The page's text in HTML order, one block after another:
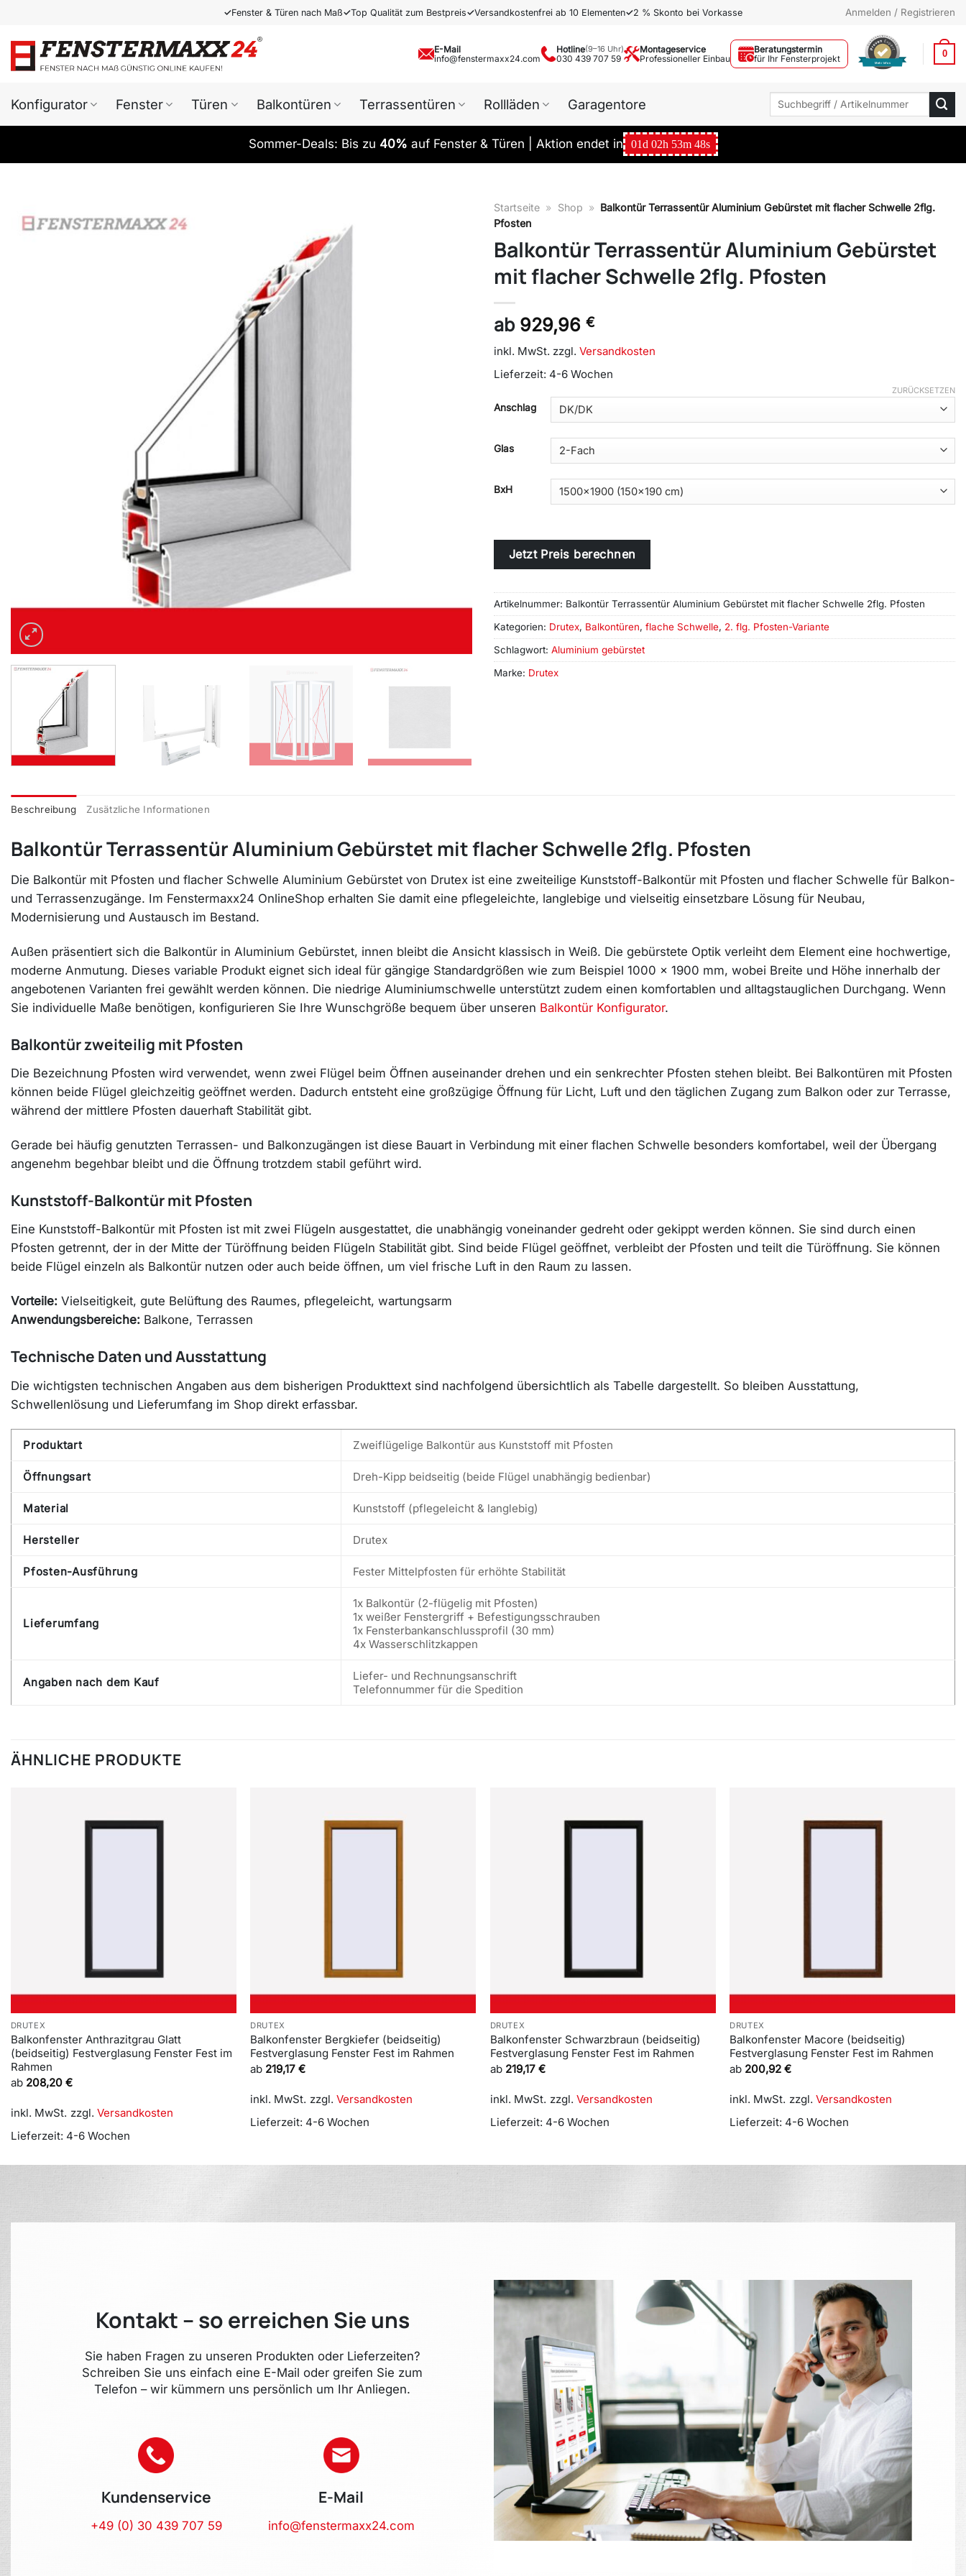
springen
✓Fenster & Türen nach Maß✓Top Qualität zum Bestpreis✓Versandkostenfrei ab 10 Elementen✓2 % Skonto bei Vorkasse Anmelden / Registrieren
E-Mail
info@fenstermaxx24.com
Hotline(9–16 Uhr)
030 439 707 59
Montageservice
Professioneller Einbau
Beratungstermin
für Ihr Fensterprojekt
Mehr Infos
0
Konfigurator Fenster Türen Balkontüren Terrassentüren Rollläden Garagentore
Suchen
Sommer-Deals: Bis zu 40% auf Fenster & Türen | Aktion endet in 01d 02h 53m 47s
Startseite » Shop » Balkontür Terrassentür Aluminium Gebürstet mit flacher Schwelle 2flg.
Pfosten
Balkontür Terrassentür Aluminium Gebürstet
mit flacher Schwelle 2flg. Pfosten
ab 929,96 €
inkl. MwSt. zzgl. Versandkosten
Lieferzeit: 4-6 Wochen
Anschlag
Glas
BxH
ZURÜCKSETZEN
Alternative:
Jetzt Preis berechnen
Artikelnummer: Balkontür Terrassentür Aluminium Gebürstet mit flacher Schwelle 2flg. Pfosten
Kategorien: Drutex, Balkontüren, flache Schwelle, 2. flg. Pfosten-Variante
Schlagwort: Aluminium gebürstet
Marke: Drutex
Beschreibung Zusätzliche Informationen
Balkontür Terrassentür Aluminium Gebürstet mit flacher Schwelle 2flg. Pfosten
Die Balkontür mit Pfosten und flacher Schwelle Aluminium Gebürstet von Drutex ist eine zweiteilige Kunststoff-Balkontür mit Pfosten und flacher Schwelle für Balkon-
und Terrassenzugänge. Im Fenstermaxx24 OnlineShop erhalten Sie damit eine pflegeleichte, langlebige und vielseitig einsetzbare Lösung für Neubau,
Modernisierung und Austausch im Bestand.
Außen präsentiert sich die Balkontür in Aluminium Gebürstet, innen bleibt die Ansicht klassisch in Weiß. Die gebürstete Optik verleiht dem Element eine hochwertige,
moderne Anmutung. Dieses variable Produkt eignet sich ideal für gängige Standardgrößen wie zum Beispiel 1000 x 1900 mm, wobei Breite und Höhe innerhalb der
angebotenen Varianten frei gewählt werden können. Die niedrige Aluminiumschwelle unterstützt zudem einen komfortablen und alltagstauglichen Durchgang. Wenn
Sie individuelle Maße benötigen, konfigurieren Sie Ihre Wunschgröße bequem über unseren Balkontür Konfigurator.
Balkontür zweiteilig mit Pfosten
Die Bezeichnung Pfosten wird verwendet, wenn zwei Flügel beim Öffnen auseinander drehen und ein senkrechter Pfosten stehen bleibt. Bei Balkontüren mit Pfosten
können beide Flügel gleichzeitig geöffnet werden. Dadurch entsteht eine großzügige Öffnung für Licht, Luft und den täglichen Zugang zum Balkon oder zur Terrasse,
während der mittlere Pfosten dauerhaft Stabilität gibt.
Gerade bei häufig genutzten Terrassen- und Balkonzugängen ist diese Bauart in Verbindung mit einer flachen Schwelle besonders komfortabel, weil der Übergang
angenehm begehbar bleibt und die Öffnung trotzdem stabil geführt wird.
Kunststoff-Balkontür mit Pfosten
Eine Kunststoff-Balkontür mit Pfosten ist mit zwei Flügeln ausgestattet, die unabhängig voneinander gedreht oder gekippt werden können. Sie sind durch einen
Pfosten getrennt, der in der Mitte der Türöffnung beiden Flügeln Stabilität gibt. Sind beide Flügel geöffnet, verbleibt der Pfosten und teilt die Türöffnung. Sie können
beide Flügel einzeln als Balkontür nutzen oder auch beide öffnen, um viel frische Luft in den Raum zu lassen.
Vorteile: Vielseitigkeit, gute Belüftung des Raumes, pflegeleicht, wartungsarm
Anwendungsbereiche: Balkone, Terrassen
Technische Daten und Ausstattung
Die wichtigsten technischen Angaben aus dem bisherigen Produkttext sind nachfolgend übersichtlich als Tabelle dargestellt. So bleiben Ausstattung,
Schwellenlösung und Lieferumfang im Shop direkt erfassbar.
Produktart Zweiflügelige Balkontür aus Kunststoff mit Pfosten
Öffnungsart Dreh-Kipp beidseitig (beide Flügel unabhängig bedienbar)
Material Kunststoff (pflegeleicht & langlebig)
Hersteller Drutex
Pfosten-Ausführung Fester Mittelpfosten für erhöhte Stabilität
Lieferumfang
1x Balkontür (2-flügelig mit Pfosten)
1x weißer Fenstergriff + Befestigungsschrauben
1x Fensterbankanschlussprofil (30 mm)
4x Wasserschlitzkappen
Angaben nach dem Kauf
Liefer- und Rechnungsanschrift
Telefonnummer für die Spedition
ÄHNLICHE PRODUKTE
DRUTEX
Balkonfenster Anthrazitgrau Glatt
(beidseitig) Festverglasung Fenster Fest im
Rahmen
ab 208,20 €
inkl. MwSt. zzgl. Versandkosten
Lieferzeit: 4-6 Wochen
DRUTEX
Balkonfenster Bergkiefer (beidseitig)
Festverglasung Fenster Fest im Rahmen
ab 219,17€
inkl. MwSt. zzgl.Versandkosten
Lieferzeit: 4-6 Wochen
DRUTEX
Balkonfenster Schwarzbraun (beidseitig)
Festverglasung Fenster Fest im Rahmen
ab 219,17 €
inkl. MwSt. zzgl. Versandkosten
Lieferzeit: 4-6 Wochen
DRUTEX
Balkonfenster Macore (beidseitig)
Festverglasung Fenster Fest im Rahmen
ab 200,92€
inkl. MwSt. zzgl.Versandkosten
Lieferzeit: 4-6 Wochen
Kontakt – so erreichen Sie uns
Sie haben Fragen zu unseren Produkten oder Lieferzeiten?
Schreiben Sie uns einfach eine E-Mail oder greifen Sie zum
Telefon – wir kümmern uns persönlich um Ihr Anliegen.
Kundenservice
+49 (0) 30 439 707 59
E-Mail
info@fenstermaxx24.com